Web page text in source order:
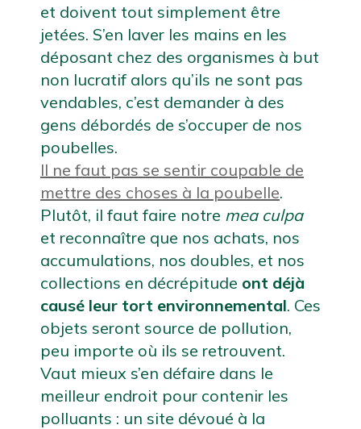
et doivent tout simplement être
jetées. S’en laver les mains en les
déposant chez des organismes à but
non lucratif alors qu’ils ne sont pas
vendables, c’est demander à des
gens débordés de s’occuper de nos
poubelles.
Il ne faut pas se sentir coupable de
mettre des choses à la poubelle.
Plutôt, il faut faire notre mea culpa
et reconnaître que nos achats, nos
accumulations, nos doubles, et nos
collections en décrépitude ont déjà
causé leur tort environnemental. Ces
objets seront source de pollution,
peu importe où ils se retrouvent.
Vaut mieux s’en défaire dans le
meilleur endroit pour contenir les
polluants : un site dévoué à la